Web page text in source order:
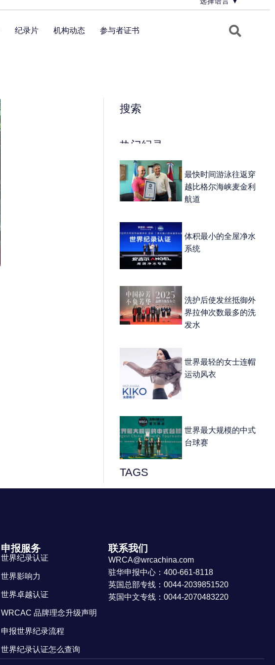
纪录片 机构动态 参与者证书
▼
搜索
热门纪录
最快时间游泳往返穿
越比格尔海峡麦金利
航道
体积最小的全屋净水
系统
洗护后使发丝抵御外
界拉伸次数最多的洗
发水
世界最轻的女士连帽
运动风衣
世界最大规模的中式
台球赛
TAGS
申报服务
世界纪录认证
世界影响力
世界卓越认证
WRCAC 品牌理念升级声明
申报世界纪录流程
世界纪录认证怎么查询
联系我们
WRCA@wrcachina.com
驻华申报中心：400-661-8118
英国总部专线：0044-2039851520
英国中文专线：0044-2070483220